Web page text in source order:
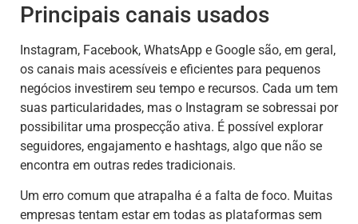
Principais canais usados
Instagram, Facebook, WhatsApp e Google são, em geral,
os canais mais acessíveis e eficientes para pequenos
negócios investirem seu tempo e recursos. Cada um tem
suas particularidades, mas o Instagram se sobressai por
possibilitar uma prospecção ativa. É possível explorar
seguidores, engajamento e hashtags, algo que não se
encontra em outras redes tradicionais.
Um erro comum que atrapalha é a falta de foco. Muitas
empresas tentam estar em todas as plataformas sem